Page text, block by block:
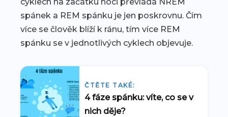
spánek a REM spánku je jen poskrovnu. Čím
více se člověk blíží k ránu, tím více REM
spánku se v jednotlivých cyklech objevuje.
ČTĚTE TAKÉ:
4 fáze spánku: víte, co se v
nich děje?